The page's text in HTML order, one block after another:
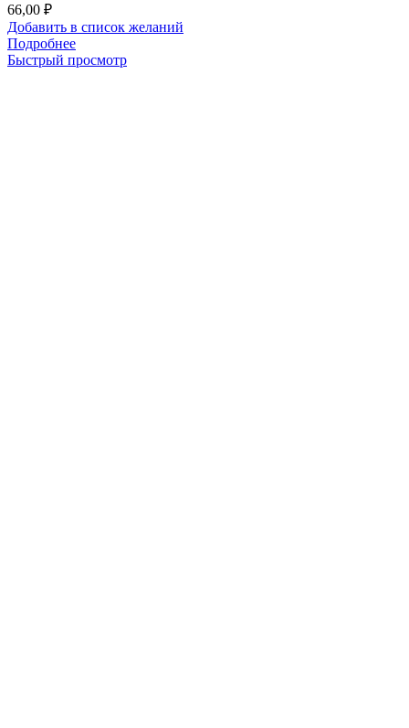
66,00 ₽
Добавить в список желаний
Подробнее
Быстрый просмотр